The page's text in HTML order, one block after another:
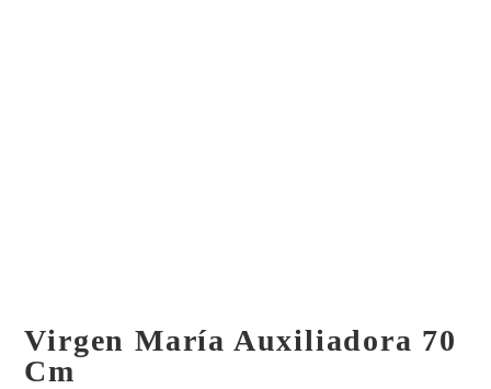
Virgen María Auxiliadora 70
Cm